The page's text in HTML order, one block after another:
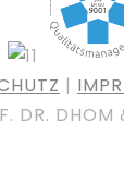
|
DR. DHOM